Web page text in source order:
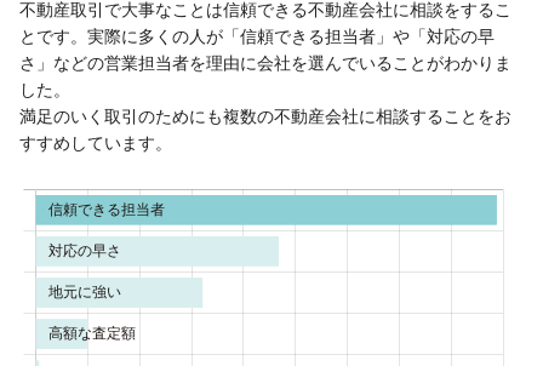
不動産取引で大事なことは信頼できる不動産会社に相談をするこ
とです。実際に多くの人が「信頼できる担当者」や「対応の早
さ」などの営業担当者を理由に会社を選んでいることがわかりま
した。
満足のいく取引のためにも複数の不動産会社に相談することをお
すすめしています。